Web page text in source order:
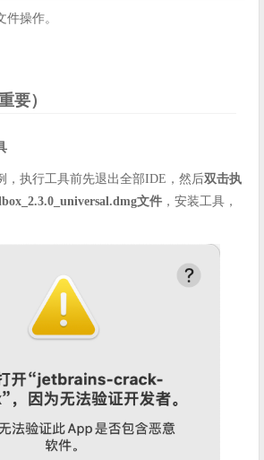
操作。
要）
，执行工具前先退出全部IDE，然后双击执
文件 ，安装工具，